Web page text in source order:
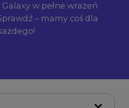
w pełne wrażeń
– mamy coś dla